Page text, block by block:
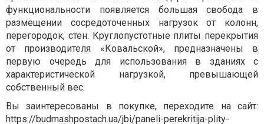
функциональности появляется большая свобода в
размещении сосредоточенных нагрузок от колонн,
перегородок, стен. Круглопустотные плиты перекрытия
от производителя «Ковальской», предназначены в
первую очередь для использования в зданиях с
характеристической нагрузкой, превышающей
собственный вес.
Вы заинтересованы в покупке, переходите на сайт:
https://budmashpostach.ua/jbi/paneli-perekritija-plity-